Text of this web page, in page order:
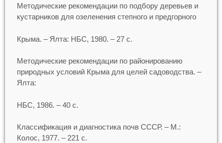
Методические рекомендации по подбору деревьев и
кустарников для озеленения степного и предгорного
Крыма. – Ялта: НБС, 1980. – 27 с.
Методические рекомендации по районированию
природных условий Крыма для целей садоводства. –
Ялта:
НБС, 1986. – 40 с.
Классификация и диагностика почв СССР. – М.:
Колос, 1977. – 221 с.